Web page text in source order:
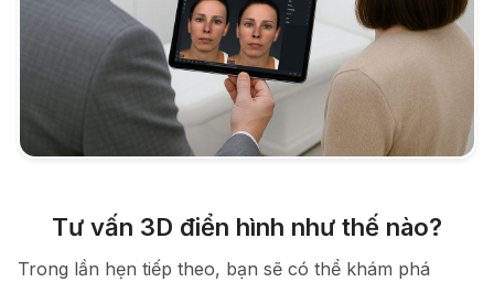
Tư vấn 3D điển hình như thế nào?
Trong lần hẹn tiếp theo, bạn sẽ có thể khám phá